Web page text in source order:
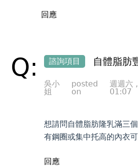
回應
Q: 諮詢項目 自體脂肪
吳小
姐
posted
on
週週六
01:07
想請問自體脂肪隆乳滿三
有鋼圈或集中托高的內衣
回應